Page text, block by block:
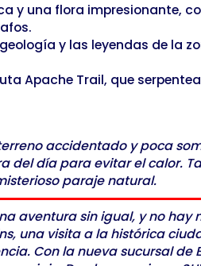
y una flora impresionante,
y las leyendas de la
Apache Trail, que
accidentado y poca
día para evitar el calor.
paraje natural.
aventura sin igual, y no
una visita a la histórica
Con la nueva sucursal